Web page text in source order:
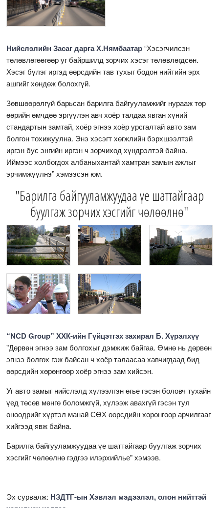
Нийслэлийн Засаг дарга Х.Нямбаатар“Хэсэгчилсэн
төлөвлөгөөгөөр уг байршилд зорчих хэсэг төлөвлөгдсөн.
Хэсэг бүлэг иргэд өөрсдийн тав тухыг бодон нийтийн эрх
ашгийг хөндөж болохгүй.
Зөвшөөрөлгүй барьсан барилга байгууламжийг нурааж төр
өөрийн өмчдөө эргүүлэн авч хоёр талдаа явган хүний
стандартын замтай, хоёр эгнээ хоёр урсгалтай авто зам
болгон тохижуулна. Энэ хэсэгт хөгжлийн бэрхшээлтэй
иргэн бус энгийн иргэн ч зорчиход хүндрэлтэй байна.
Иймээс холбогдох албаныхантай хамтран замын ажлыг
эрчимжүүлнэ” хэмээсэн юм.
"Барилга байгууламжуудаа үе шаттайгаар
буулгаж зорчих хэсгийг чөлөөлнө"
“NCD Group” ХХК-ийн Гүйцэтгэх захирал Б. Хүрэлхүү
"Дөрвөн эгнээ зам болгохыг дэмжиж байгаа. Өмнө нь дөрвөн
эгнээ болгох гэж байсан ч хоёр талаасаа хавчигдаад бид
өөрсдийн хөрөнгөөр хоёр эгнээ зам хийсэн.
Уг авто замыг нийслэлд хүлээлгэн өгье гэсэн боловч тухайн
үед төсөв мөнгө боломжгүй, хүлээж авахгүй гэсэн тул
өнөөдрийг хүртэл манай СӨХ өөрсдийн хөрөнгөөр арчилгааг
хийгээд явж байна.
Барилга байгууламжуудаа үе шаттайгаар буулгаж зорчих
хэсгийг чөлөөлнө гэдгээ илэрхийлье" хэмээв.
Эх сурвалж: НЗДТГ-ын Хэвлэл мэдээлэл, олон нийттэй